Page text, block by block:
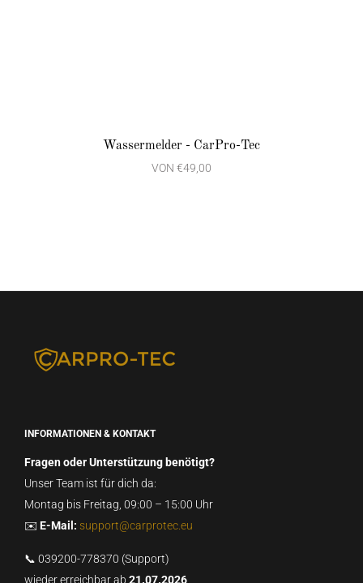
Wassermelder - CarPro-Tec
VON €49,00
INFORMATIONEN & KONTAKT
Fragen oder Unterstützung benötigt?
Unser Team ist für dich da:
Montag bis Freitag, 09:00 – 15:00 Uhr
✉️ E-Mail: support@carprotec.eu
📞 039200-778370 (Support)
wieder erreichbar ab 21.07.2026,